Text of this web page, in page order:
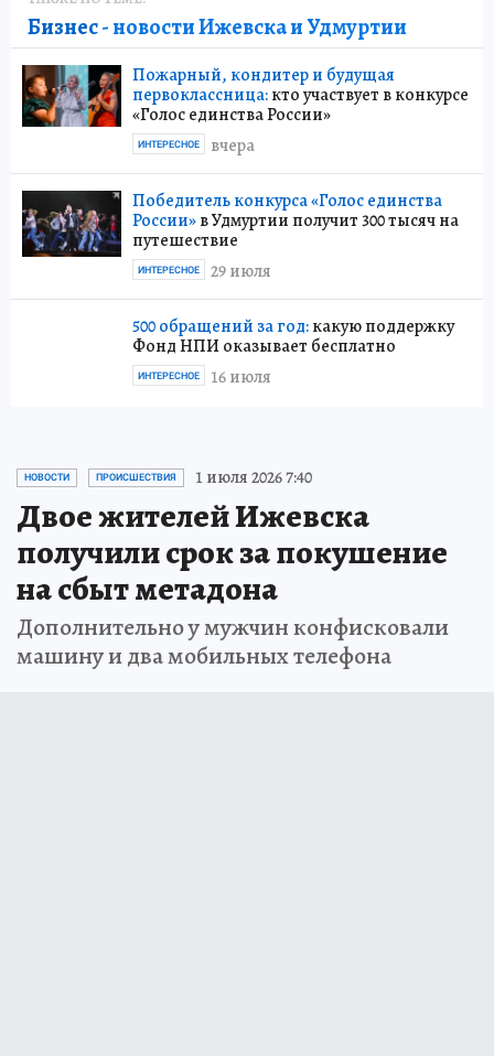
Бизнес- новости Ижевска и Удмуртии
Пожарный, кондитер и будущая
первоклассница:кто участвует в конкурсе
«Голос единства России»
вчера
ИНТЕРЕСНОЕ
Победитель конкурса «Голос единства
России»в Удмуртии получит 300 тысяч на
путешествие
29 июля
ИНТЕРЕСНОЕ
500 обращений за год:какую поддержку
Фонд НПИ оказывает бесплатно
16 июля
ИНТЕРЕСНОЕ
НОВОСТИ ПРОИСШЕСТВИЯ 1 июля 2026 7:40
Двое жителей Ижевска
получили срок за покушение
на сбыт метадона
Дополнительно у мужчин конфисковали
машину и два мобильных телефона